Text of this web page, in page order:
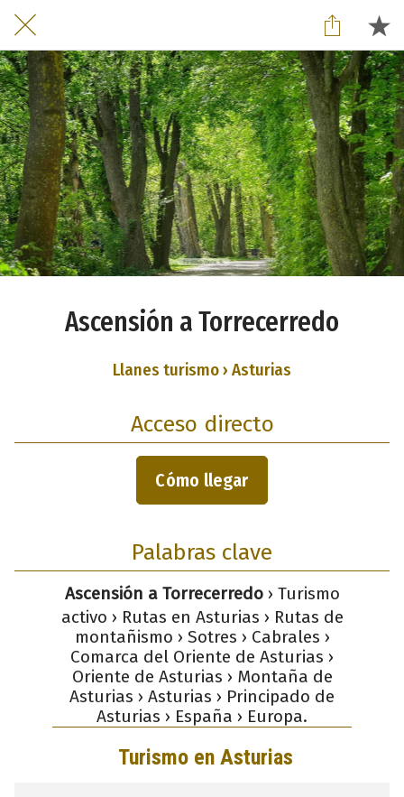
Ascensión a Torrecerredo
Llanes turismo › Asturias
Acceso directo
Cómo llegar
Palabras clave
Ascensión a Torrecerredo› Turismo
activo › Rutas en Asturias › Rutas de
montañismo › Sotres › Cabrales ›
Comarca del Oriente de Asturias ›
Oriente de Asturias › Montaña de
Asturias › Asturias › Principado de
Asturias › España › Europa.